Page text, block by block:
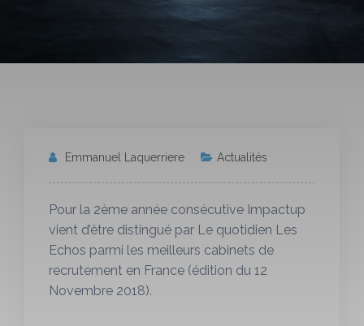
Emmanuel Laquerriere Actualités
Pour la 2ème année consécutive Impactup
vient d’être distingué par Le quotidien Les
Echos parmi les meilleurs cabinets de
recrutement en France (édition du 12
Novembre 2018).